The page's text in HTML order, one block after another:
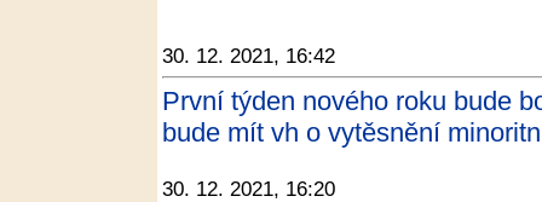
30. 12. 2021, 16:42
První týden nového roku bude
bude mít vh o vytěsnění
30. 12. 2021, 16:20